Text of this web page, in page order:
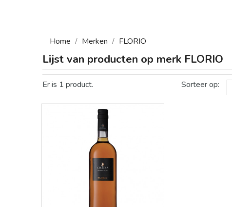
Home Merken FLORIO
Lijst van producten op merk FLORIO
Er is 1 product. Sorteer op: